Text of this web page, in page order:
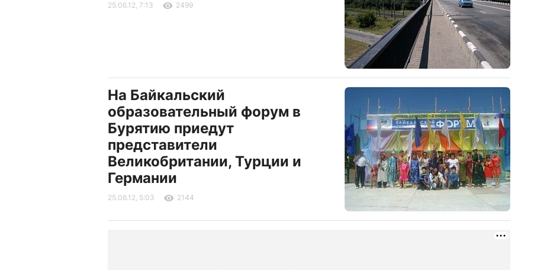
25.06.12, 7:13 2499
На Байкальский
образовательный форум в
Бурятию приедут
представители
Великобритании, Турции и
Германии
25.06.12, 5:03 2144